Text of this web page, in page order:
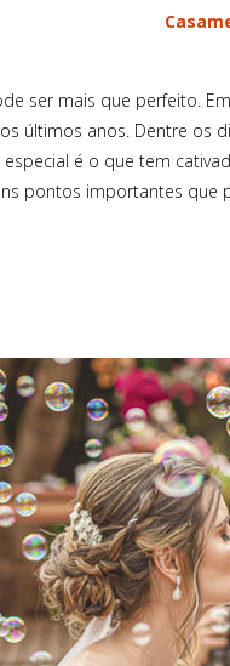
ser mais que perfeito.
últimos anos. Dentre os
é o que tem
pontos importantes